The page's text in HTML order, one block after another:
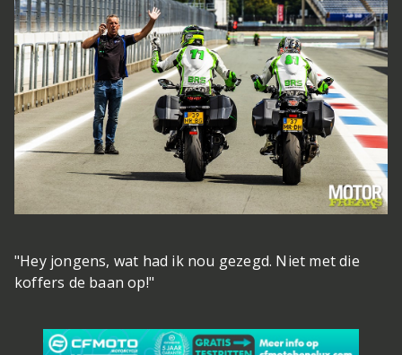
"Hey jongens, wat had ik nou gezegd. Niet met die
koffers de baan op!"